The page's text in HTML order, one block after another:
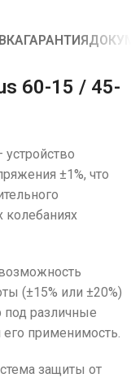
ГАРАНТИЯ
60-15 / 45-
устройство
±1%, что
колебаниях
(±15% или ±20%)
под различные
применимость.
защиты от